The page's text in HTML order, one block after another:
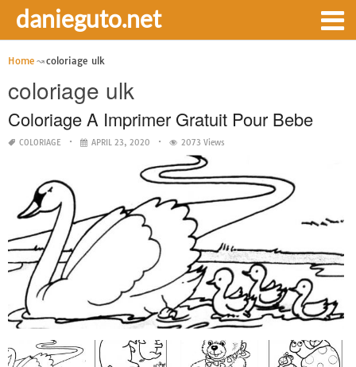
danieguto.net
Home coloriage ulk
coloriage ulk
Coloriage A Imprimer Gratuit Pour Bebe
COLORIAGE APRIL 23, 2020 2073 Views